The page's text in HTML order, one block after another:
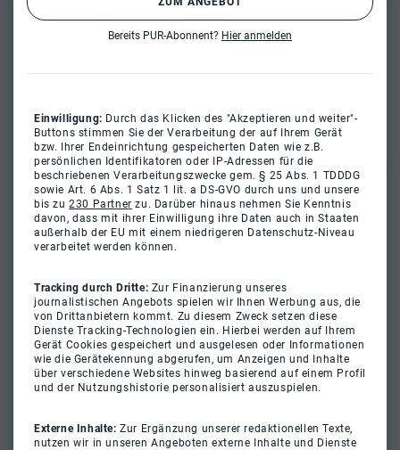
Bereits PUR-Abonnent? Hier anmelden
Einwilligung: Durch das Klicken des "Akzeptieren und weiter"-
Buttons stimmen Sie der Verarbeitung der auf Ihrem Gerät
bzw. Ihrer Endeinrichtung gespeicherten Daten wie z.B.
persönlichen Identifikatoren oder IP-Adressen für die
beschriebenen Verarbeitungszwecke gem. § 25 Abs. 1 TDDDG
sowie Art. 6 Abs. 1 Satz 1 lit. a DS-GVO durch uns und unsere
bis zu230 Partner zu. Darüber hinaus nehmen Sie Kenntnis
davon, dass mit ihrer Einwilligung ihre Daten auch in Staaten
außerhalb der EU mit einem niedrigeren Datenschutz-Niveau
verarbeitet werden können.
Tracking durch Dritte: Zur Finanzierung unseres
journalistischen Angebots spielen wir Ihnen Werbung aus, die
von Drittanbietern kommt. Zu diesem Zweck setzen diese
Dienste Tracking-Technologien ein. Hierbei werden auf Ihrem
Gerät Cookies gespeichert und ausgelesen oder Informationen
wie die Gerätekennung abgerufen, um Anzeigen und Inhalte
über verschiedene Websites hinweg basierend auf einem Profil
und der Nutzungshistorie personalisiert auszuspielen.
Externe Inhalte:Zur Ergänzung unserer redaktionellen Texte,
nutzen wir in unseren Angeboten externe Inhalte und Dienste